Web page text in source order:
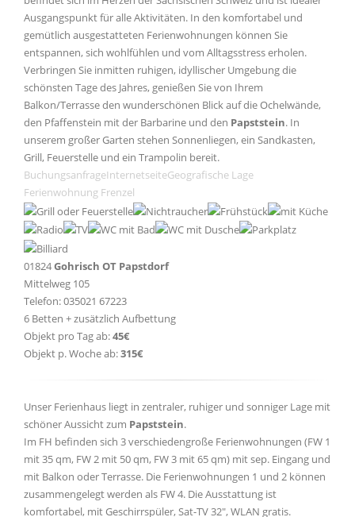
Ausgangspunkt für alle Aktivitäten. In den komfortabel und
gemütlich ausgestatteten Ferienwohnungen können Sie
entspannen, sich wohlfühlen und vom Alltagsstress erholen.
Verbringen Sie inmitten ruhigen, idyllischer Umgebung die
schönsten Tage des Jahres, genießen Sie von Ihrem
Balkon/Terrasse den wunderschönen Blick auf die Ochelwände,
den Pfaffenstein mit der Barbarine und den Papststein. In
unserem großer Garten stehen Sonnenliegen, ein Sandkasten,
Grill, Feuerstelle und ein Trampolin bereit.
BuchungsanfrageInternetseiteGeografische Lage
Ferienwohnung Frenzel
01824Gohrisch OT Papstdorf
Mittelweg 105
Telefon: 035021 67223
6 Betten + zusätzlich Aufbettung
Objekt pro Tag ab:45€
Objekt p. Woche ab:315€
Unser Ferienhaus liegt in zentraler, ruhiger und sonniger Lage mit
schöner Aussicht zum Papststein.
Im FH befinden sich 3 verschiedengroße Ferienwohnungen (FW 1
mit 35 qm, FW 2 mit 50 qm, FW 3 mit 65 qm) mit sep. Eingang und
mit Balkon oder Terrasse. Die Ferienwohnungen 1 und 2 können
zusammengelegt werden als FW 4. Die Ausstattung ist
komfortabel, mit Geschirrspüler, Sat-TV 32", WLAN gratis.